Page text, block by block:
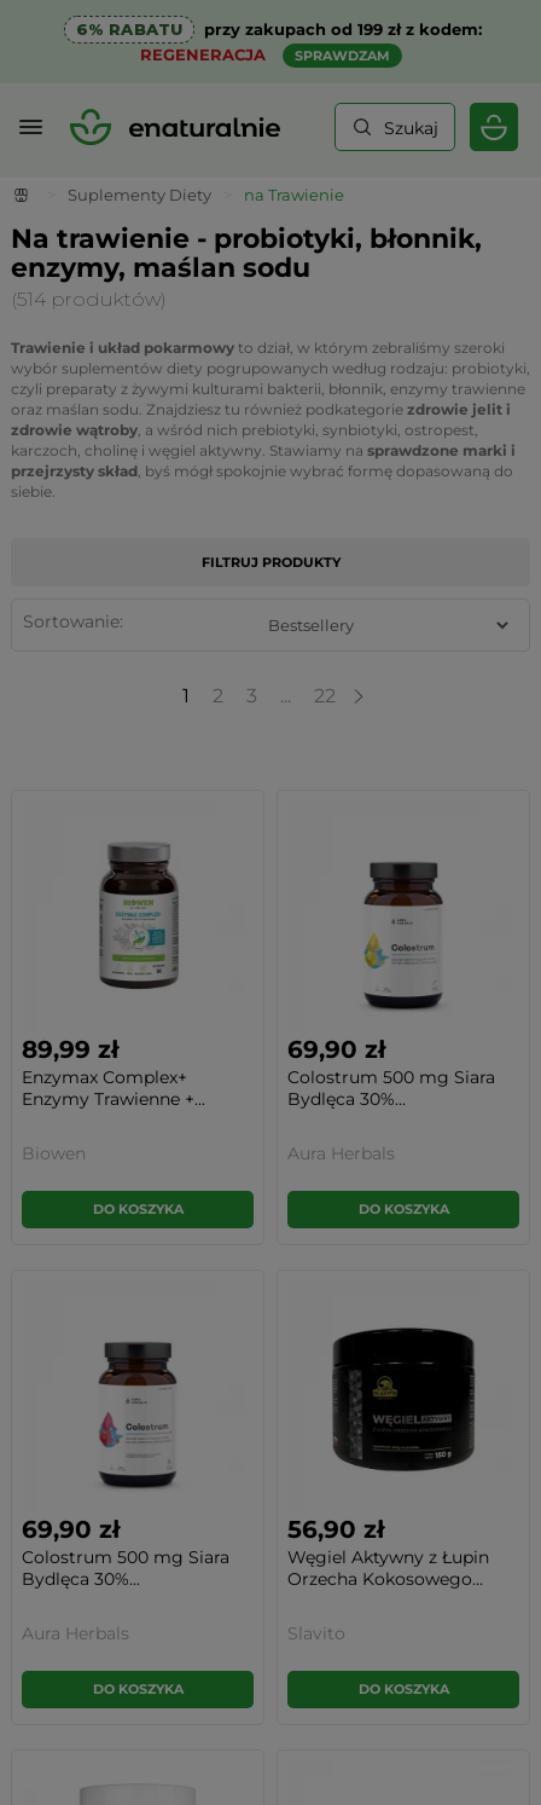
6% RABATU
przy zakupach od 199 zł z kodem:
REGENERACJA
SPRAWDZAM
Szukaj
Suplementy Diety na Trawienie
Na trawienie - probiotyki, błonnik,
enzymy, maślan sodu
(514 produktów)
Trawienie i układ pokarmowy to dział, w którym zebraliśmy szeroki
wybór suplementów diety pogrupowanych według rodzaju: probiotyki,
czyli preparaty z żywymi kulturami bakterii, błonnik, enzymy trawienne
oraz maślan sodu. Znajdziesz tu również podkategorie zdrowie jelit i
zdrowie wątroby, a wśród nich prebiotyki, synbiotyki, ostropest,
karczoch, cholinę i węgiel aktywny. Stawiamy na sprawdzone marki i
przejrzysty skład, byś mógł spokojnie wybrać formę dopasowaną do
siebie.
FILTRUJ PRODUKTY
Sortowanie:
1 2 3 ... 22
89,99 zł
Enzymax Complex+
Enzymy Trawienne +...
Biowen
DO KOSZYKA
69,90 zł
Colostrum 500 mg Siara
Bydlęca 30%...
Aura Herbals
DO KOSZYKA
69,90 zł
Colostrum 500 mg Siara
Bydlęca 30%...
Aura Herbals
DO KOSZYKA
56,90 zł
Węgiel Aktywny z Łupin
Orzecha Kokosowego...
Slavito
DO KOSZYKA